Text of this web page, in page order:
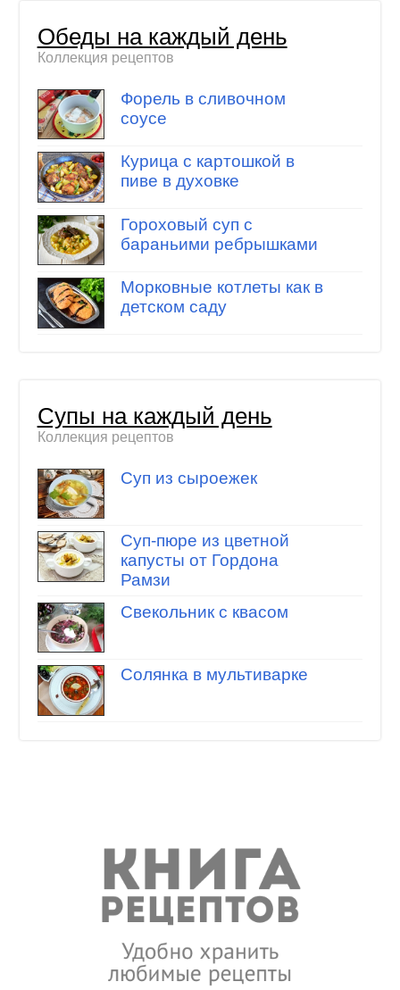
Обеды на каждый день
Коллекция рецептов
Форель в сливочном
соусе
Курица с картошкой в
пиве в духовке
Гороховый суп с
бараньими ребрышками
Морковные котлеты как в
детском саду
Супы на каждый день
Коллекция рецептов
Суп из сыроежек
Суп-пюре из цветной
капусты от Гордона
Рамзи
Свекольник с квасом
Солянка в мультиварке